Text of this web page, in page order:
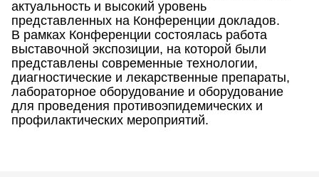
актуальность и высокий уровень
представленных на Конференции докладов.
В рамках Конференции состоялась работа
выставочной экспозиции, на которой были
представлены современные технологии,
диагностические и лекарственные препараты,
лабораторное оборудование и оборудование
для проведения противоэпидемических и
профилактических мероприятий.